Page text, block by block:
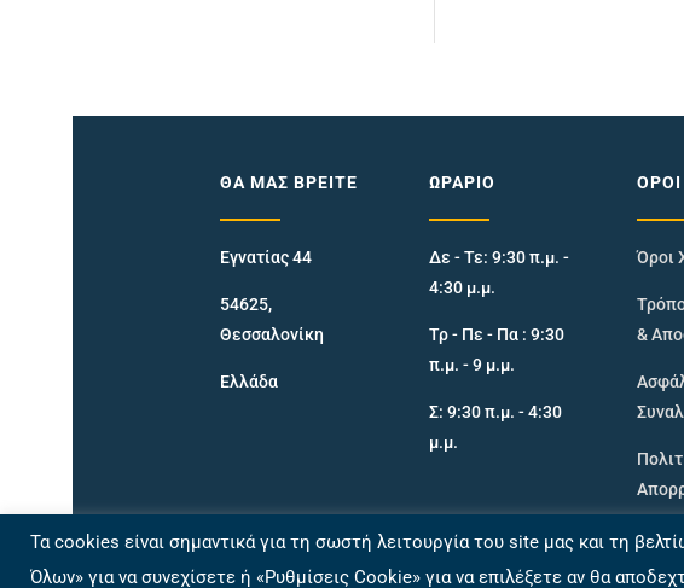
ΘΑ ΜΑΣ ΒΡΕΊΤΕ
Εγνατίας 44
54625,
Θεσσαλονίκη
Ελλάδα
ΩΡΆΡΙΟ
Δε - Τε: 9:30 π.μ. -
4:30 μ.μ.
Τρ - Πε - Πα : 9:30
π.μ. - 9 μ.μ.
Σ: 9:30 π.μ. - 4:30
μ.μ.
ΌΡΟΙ
Όροι
&
Τα cookies είναι σημαντικά για τη σωστή λειτουργία του site μας και τη
Όλων» για να συνεχίσετε ή «Ρυθμίσεις Cookie» για να επιλέξετε αν θα